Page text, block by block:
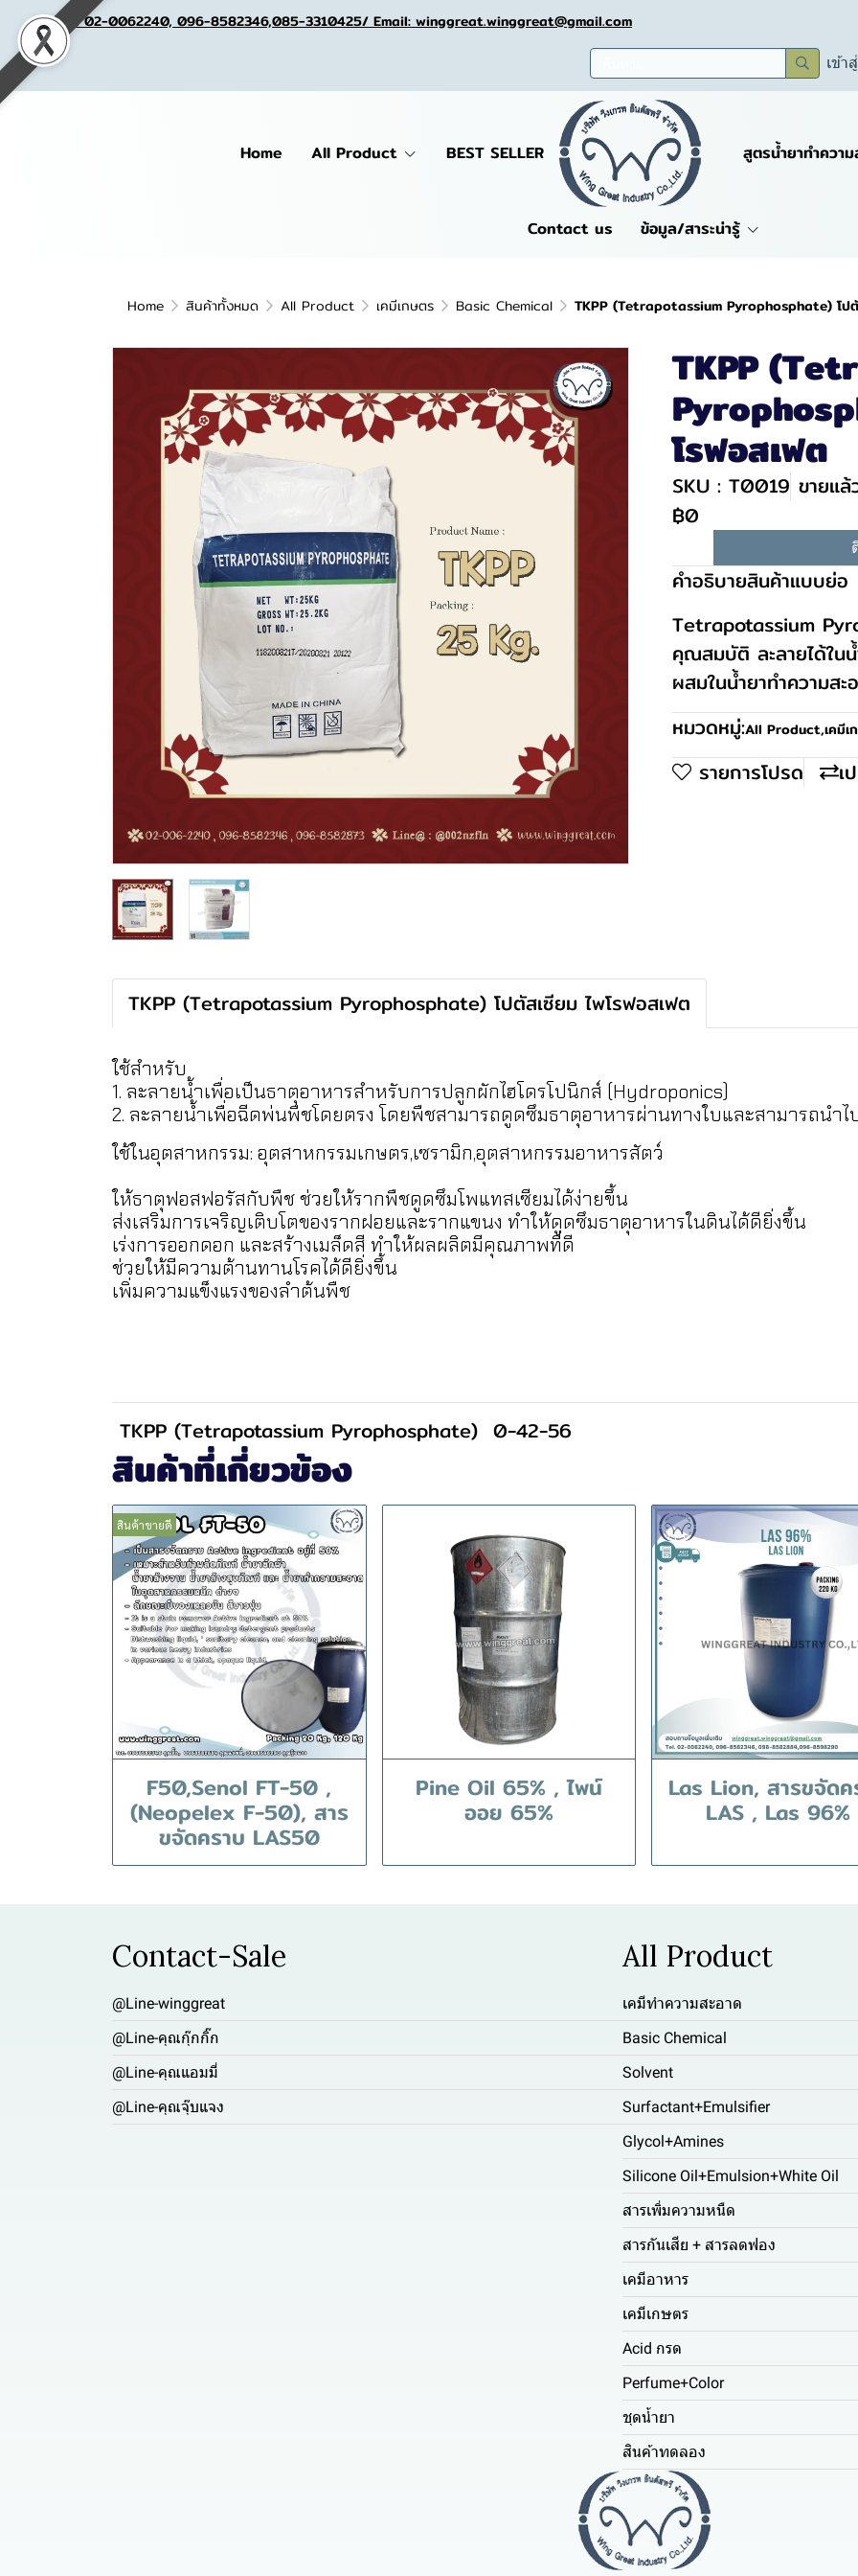
Tel. 02-0062240, 096-8582346,085-3310425/ Email: winggreat.winggreat@gmail.com
เข้า
Home All Product BEST SELLER สูตรน้ำยาทำความ
Contact us ข้อมูล/สาระน่ารู้
Home สินค้าทั้งหมด All Product เคมีเกษตร Basic Chemical TKPP (Tetrapotassium Pyrophosphate) โป
TKPP
โรฟอสเฟต
SKU : T0019 ขายแ
฿0
คำอธิบายสินค้าแบบย่อ
Tetrapotassium
คุณสมบัติ ละลายได้ในน้
ผสมในน้ำยาทำความสะ
หมวดหมู่:All Product,เคมีเ
รายการโปรด เ
TKPP (Tetrapotassium Pyrophosphate) โปตัสเซียม ไพโรฟอสเฟต
ใช้สำหรับ
1. ละลายน้ำเพื่อเป็นธาตุอาหารสำหรับการปลูกผักไฮโดรโปนิกส์ (Hydroponics)
2. ละลายน้ำเพื่อฉีดพ่นพืชโดยตรง โดยพืชสามารถดูดซึมธาตุอาหารผ่านทางใบและสามารถนำไ
ใช้ในอุตสาหกรรม: อุตสาหกรรมเกษตร,เซรามิก,อุตสาหกรรมอาหารสัตว์
ให้ธาตุฟอสฟอรัสกับพืช ช่วยให้รากพืชดูดซึมโพแทสเซียมได้ง่ายขึ้น
ส่งเสริมการเจริญเติบโตของรากฝอยและรากแขนง ทำให้ดูดซึมธาตุอาหารในดินได้ดียิ่งขึ้น
เร่งการออกดอก และสร้างเมล็ดสี ทำให้ผลผลิตมีคุณภาพที่ดี
ช่วยให้มีความต้านทานโรคได้ดียิ่งขึ้น
เพิ่มความแข็งแรงของลำต้นพืช
TKPP (Tetrapotassium Pyrophosphate) 0-42-56
สินค้าที่เกี่ยวข้อง
สินค้าขายดี
F50,Senol FT-50 ,
(Neopelex F-50), สาร
ขจัดคราบ LAS50
Pine Oil 65% , ไพน์
ออย 65%
Las Lion, สารขจัดค
LAS , Las 96%
Contact-Sale
@Line-winggreat
@Line-คุณกุ๊กกิ๊ก
@Line-คุณแอมมี่
@Line-คุณจุ๊บแจง
All Product
เคมีทำความสะอาด
Basic Chemical
Solvent
Surfactant+Emulsifier
Glycol+Amines
Silicone Oil+Emulsion+White Oil
สารเพิ่มความหนืด
สารกันเสีย + สารลดฟอง
เคมีอาหาร
เคมีเกษตร
Acid กรด
Perfume+Color
ชุดน้ำยา
สินค้าทดลอง